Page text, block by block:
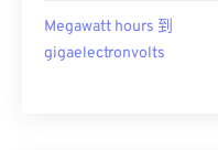
Megawatt hours 到
gigaelectronvolts